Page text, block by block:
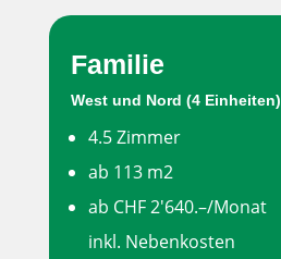
Familie
West und Nord (4 Einheiten)
4.5 Zimmer
ab 113 m2
ab CHF 2'640.–/Monat
inkl. Nebenkosten